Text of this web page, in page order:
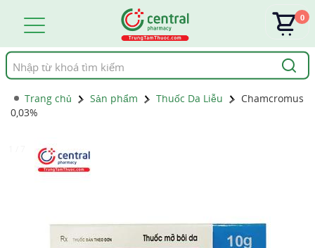
Tìm
kiếm
0
Trang chủ Sản phẩm Thuốc Da Liễu
Chamcromus
0,03%